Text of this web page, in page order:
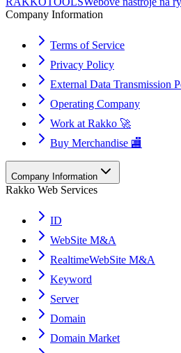
Company Information
Terms of Service
Privacy Policy
External Data Transmission
Operating Company
Work at Rakko 🚀
Buy Merchandise 🏬
Company Information
Rakko Web Services
ID
WebSite M&A
RealtimeWebSite M&A
Keyword
Server
Domain
Domain Market